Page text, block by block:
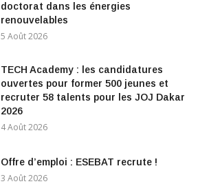
doctorat dans les énergies
renouvelables
5 Août 2026
TECH Academy : les candidatures
ouvertes pour former 500 jeunes et
recruter 58 talents pour les JOJ Dakar
2026
4 Août 2026
Offre d’emploi : ESEBAT recrute !
3 Août 2026